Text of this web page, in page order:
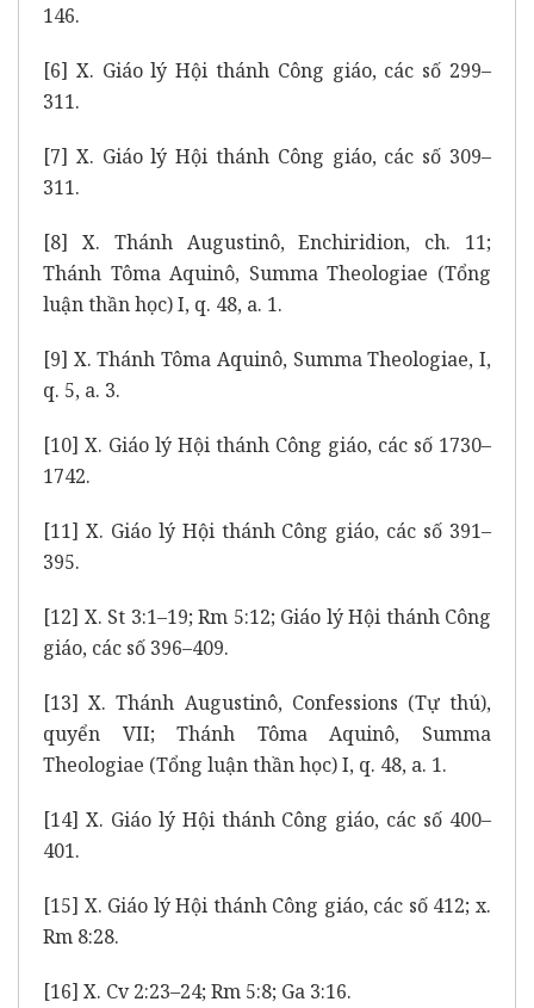
146.
[6] X. Giáo lý Hội thánh Công giáo, các số 299–
311.
[7] X. Giáo lý Hội thánh Công giáo, các số 309–
311.
[8] X. Thánh Augustinô, Enchiridion, ch. 11;
Thánh Tôma Aquinô, Summa Theologiae (Tổng
luận thần học) I, q. 48, a. 1.
[9] X. Thánh Tôma Aquinô, Summa Theologiae, I,
q. 5, a. 3.
[10] X. Giáo lý Hội thánh Công giáo, các số 1730–
1742.
[11] X. Giáo lý Hội thánh Công giáo, các số 391–
395.
[12] X. St 3:1–19; Rm 5:12; Giáo lý Hội thánh Công
giáo, các số 396–409.
[13] X. Thánh Augustinô, Confessions (Tự thú),
quyển VII; Thánh Tôma Aquinô, Summa
Theologiae (Tổng luận thần học) I, q. 48, a. 1.
[14] X. Giáo lý Hội thánh Công giáo, các số 400–
401.
[15] X. Giáo lý Hội thánh Công giáo, các số 412; x.
Rm 8:28.
[16] X. Cv 2:23–24; Rm 5:8; Ga 3:16.